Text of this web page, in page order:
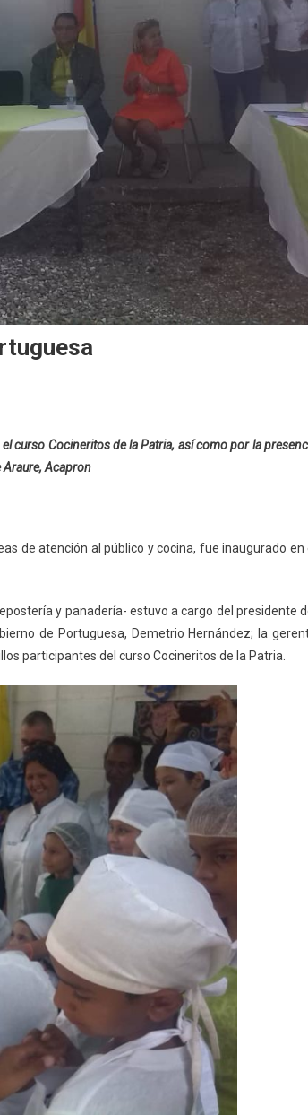
curso Cocineritos de la Patria, así como por la
Araure, Acapron
de atención al público y cocina, fue inaugurado en
y panadería- estuvo a cargo del presidente
de Portuguesa, Demetrio Hernández; la
participantes del curso Cocineritos de la Patria.